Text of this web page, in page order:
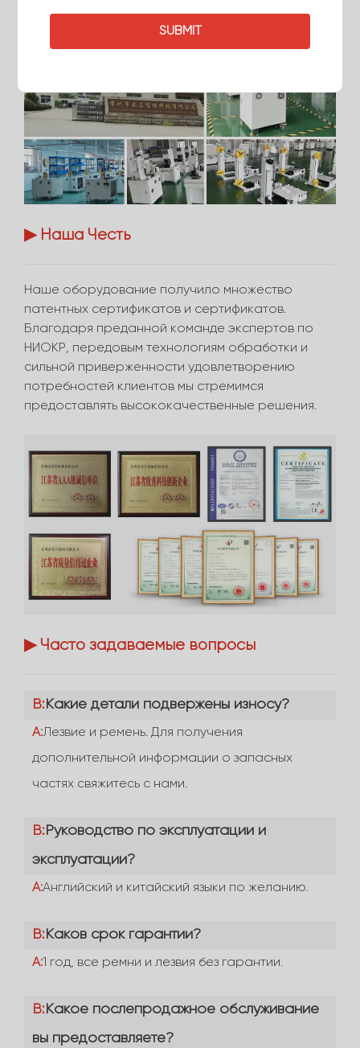
▶ Наша Честь
Наше оборудование получило множество
патентных сертификатов и сертификатов.
Благодаря преданной команде экспертов по
НИОКР, передовым технологиям обработки и
сильной приверженности удовлетворению
потребностей клиентов мы стремимся
предоставлять высококачественные решения.
▶ Часто задаваемые вопросы
В:Какие детали подвержены износу?
А:Лезвие и ремень. Для получения
дополнительной информации о запасных
частях свяжитесь с нами.
В:Руководство по эксплуатации и
эксплуатации?
А:Английский и китайский языки по желанию.
В:Каков срок гарантии?
А:1 год, все ремни и лезвия без гарантии.
В:Какое послепродажное обслуживание
вы предоставляете?